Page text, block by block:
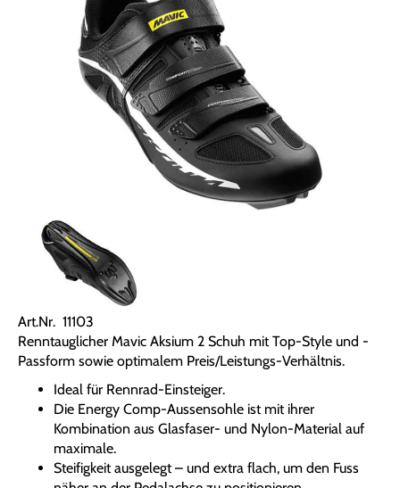
Art.Nr. 11103
Renntauglicher Mavic Aksium 2 Schuh mit Top-Style und -
Passform sowie optimalem Preis/Leistungs-Verhältnis.
Ideal für Rennrad-Einsteiger.
Die Energy Comp-Aussensohle ist mit ihrer
Kombination aus Glasfaser- und Nylon-Material auf
maximale.
Steifigkeit ausgelegt – und extra flach, um den Fuss